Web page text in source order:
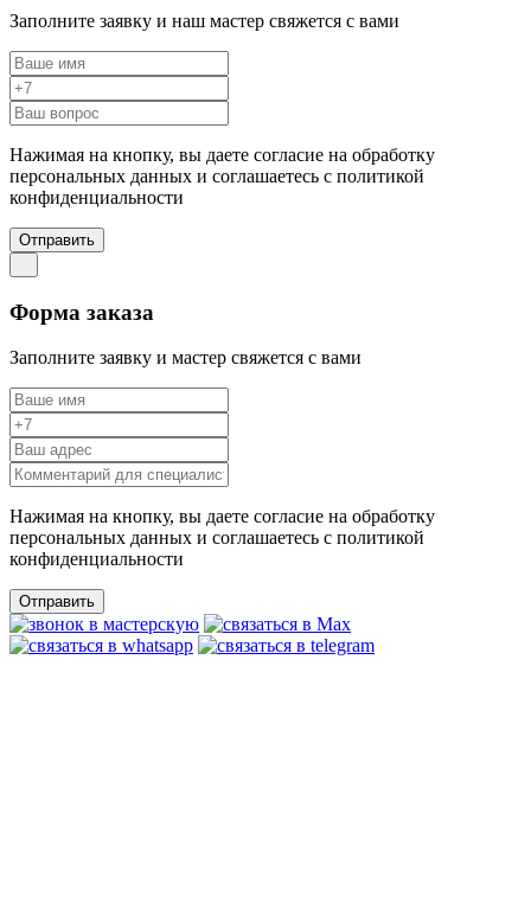
Заполните заявку и наш мастер свяжется с вами
Нажимая на кнопку, вы даете согласие на обработку
персональных данных и соглашаетесь c политикой
конфиденциальности
Отправить
Форма заказа
Заполните заявку и мастер свяжется с вами
Нажимая на кнопку, вы даете согласие на обработку
персональных данных и соглашаетесь c политикой
конфиденциальности
Отправить